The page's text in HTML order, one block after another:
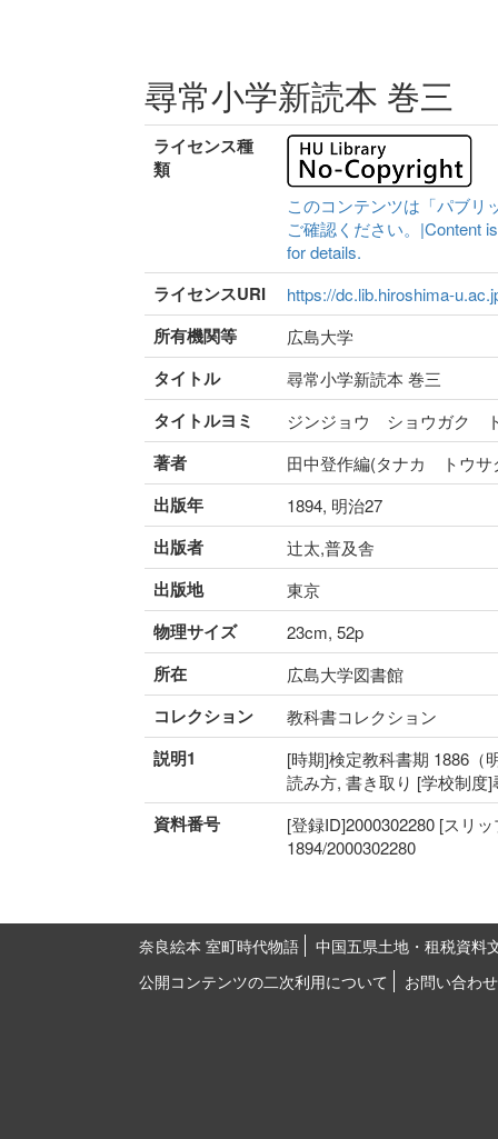
尋常小学新読本 巻三
ライセンス種
類
このコンテンツは「パブリ
ご確認ください。|Content
for details.
ライセンスURI https://dc.lib.hiroshima-
所有機関等 広島大学
タイトル 尋常小学新読本 巻三
タイトルヨミ ジンジョウ ショウガク
著者 田中登作編(タナカ トウサ
出版年 1894, 明治27
出版者 辻太,普及舎
出版地 東京
物理サイズ 23cm, 52p
所在 広島大学図書館
コレクション 教科書コレクション
説明1
[時期]検定教科書期 1886（
読み方, 書き取り [学校制度
資料番号
[登録ID]2000302280 [スリ
1894/2000302280
奈良絵本 室町時代物語
中国五県土地・租税資料
公開コンテンツの二次利用について
お問い合わせ